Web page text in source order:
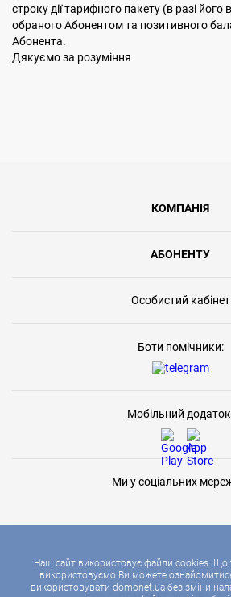
Наш сайт використовує файли cookies. Що
використовуємо Ви можете
використовувати domonet.ua без зміни
строку дії тарифного пакету (в разі його
обраного Абонентом та позитивного
Абонента.
Дякуємо за розуміння
КОМПАНІЯ
АБОНЕНТУ
Особистий кабінет
Боти помічники:
Мобільний
Ми у соціальних